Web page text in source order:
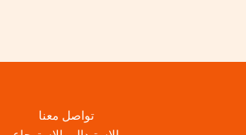
تواصل معنا